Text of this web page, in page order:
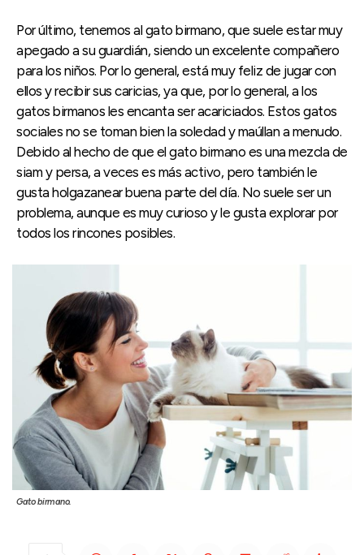
Por último, tenemos al gato birmano, que suele estar muy
apegado a su guardián, siendo un excelente compañero
para los niños. Por lo general, está muy feliz de jugar con
ellos y recibir sus caricias, ya que, por lo general, a los
gatos birmanos les encanta ser acariciados. Estos gatos
sociales no se toman bien la soledad y maúllan a menudo.
Debido al hecho de que el gato birmano es una mezcla de
siam y persa, a veces es más activo, pero también le
gusta holgazanear buena parte del día. No suele ser un
problema, aunque es muy curioso y le gusta explorar por
todos los rincones posibles.
Gato birmano.